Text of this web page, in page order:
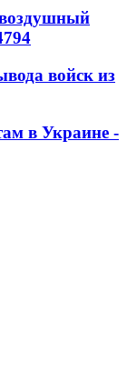
войск из
в Украине -